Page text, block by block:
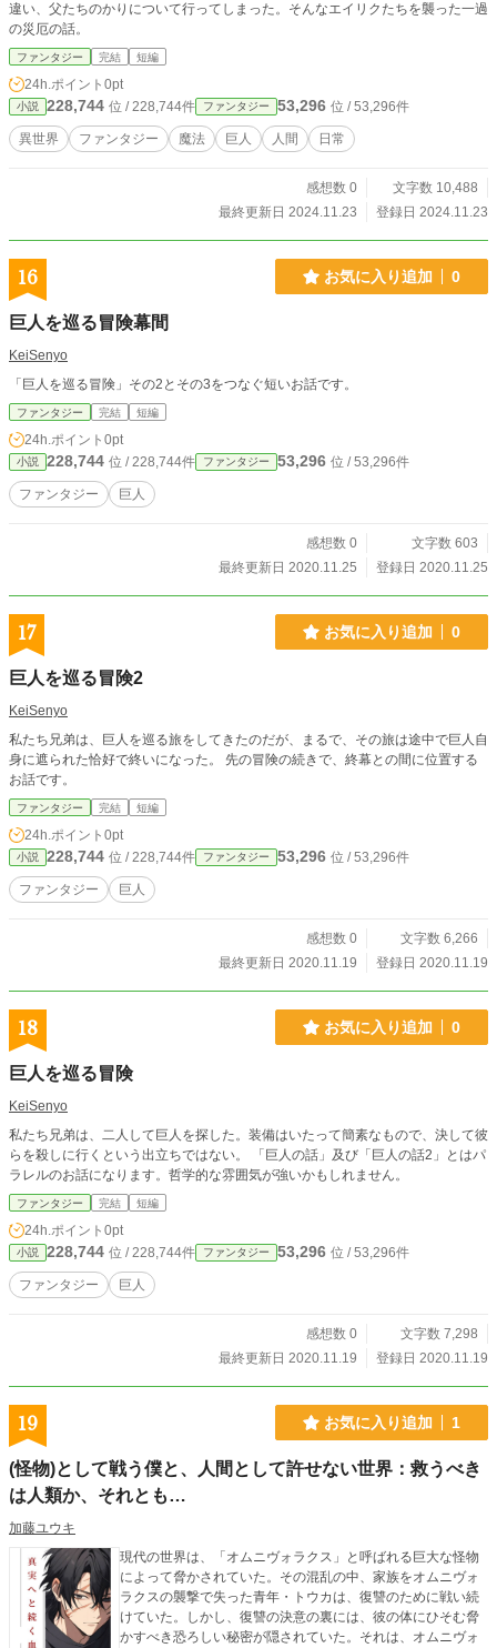
違い、父たちのかりについて行ってしまった。そんなエイリクたちを襲った一過
の災厄の話。
ファンタジー 完結 短編
24h.ポイント 0pt
小説 228,744 位 / 228,744件 ファンタジー 53,296 位 / 53,296件
異世界 ファンタジー 魔法 巨人 人間 日常
感想数 0
文字数 10,488
最終更新日 2024.11.23
登録日 2024.11.23
16 お気に入り追加 0
巨人を巡る冒険幕間
KeiSenyo
「巨人を巡る冒険」その2とその3をつなぐ短いお話です。
ファンタジー 完結 短編
24h.ポイント 0pt
小説 228,744 位 / 228,744件 ファンタジー 53,296 位 / 53,296件
ファンタジー 巨人
感想数 0
文字数 603
最終更新日 2020.11.25
登録日 2020.11.25
17 お気に入り追加 0
巨人を巡る冒険2
KeiSenyo
私たち兄弟は、巨人を巡る旅をしてきたのだが、まるで、その旅は途中で巨人自
身に遮られた恰好で終いになった。 先の冒険の続きで、終幕との間に位置する
お話です。
ファンタジー 完結 短編
24h.ポイント 0pt
小説 228,744 位 / 228,744件 ファンタジー 53,296 位 / 53,296件
ファンタジー 巨人
感想数 0
文字数 6,266
最終更新日 2020.11.19
登録日 2020.11.19
18 お気に入り追加 0
巨人を巡る冒険
KeiSenyo
私たち兄弟は、二人して巨人を探した。装備はいたって簡素なもので、決して彼
らを殺しに行くという出立ちではない。 「巨人の話」及び「巨人の話2」とはパ
ラレルのお話になります。哲学的な雰囲気が強いかもしれません。
ファンタジー 完結 短編
24h.ポイント 0pt
小説 228,744 位 / 228,744件 ファンタジー 53,296 位 / 53,296件
ファンタジー 巨人
感想数 0
文字数 7,298
最終更新日 2020.11.19
登録日 2020.11.19
19 お気に入り追加 1
(怪物)として戦う僕と、人間として許せない世界：救うべき
は人類か、それとも…
加藤ユウキ
現代の世界は、「オムニヴォラクス」と呼ばれる巨大な怪物
によって脅かされていた。その混乱の中、家族をオムニヴォ
ラクスの襲撃で失った青年・トウカは、復讐のために戦い続
けていた。しかし、復讐の決意の裏には、彼の体にひそむ脅
かすべき恐ろしい秘密が隠されていた。それは、オムニヴォ